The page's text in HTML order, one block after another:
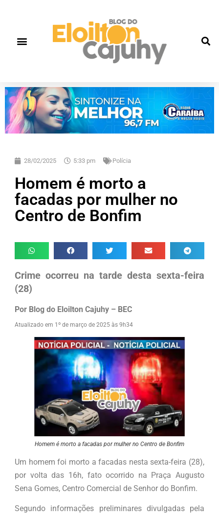
28/02/2025 5:33 pm Polícia
Homem é morto a
facadas por mulher no
Centro de Bonfim
Crime ocorreu na tarde desta sexta-feira
(28)
Por Blog do Eloilton Cajuhy – BEC
Atualizado em 1º de março de 2025 às 9h34
Homem é morto a facadas por mulher no Centro de Bonfim
Um homem foi morto a facadas nesta sexta-feira (28),
por volta das 16h, fato ocorrido na Praça Augusto
Sena Gomes, Centro Comercial de Senhor do Bonfim.
Segundo informações preliminares divulgadas pela